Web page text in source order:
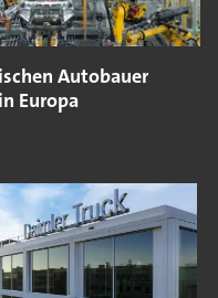
Autobauer
Europa